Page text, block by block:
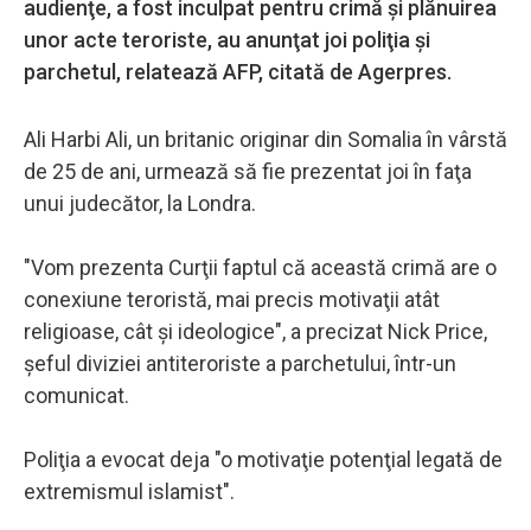
audienţe, a fost inculpat pentru crimă şi plănuirea
unor acte teroriste, au anunţat joi poliţia şi
parchetul, relatează AFP, citată de Agerpres.
Ali Harbi Ali, un britanic originar din Somalia în vârstă
de 25 de ani, urmează să fie prezentat joi în faţa
unui judecător, la Londra.
"Vom prezenta Curţii faptul că această crimă are o
conexiune teroristă, mai precis motivaţii atât
religioase, cât şi ideologice", a precizat Nick Price,
şeful diviziei antiteroriste a parchetului, într-un
comunicat.
Poliţia a evocat deja "o motivaţie potenţial legată de
extremismul islamist".